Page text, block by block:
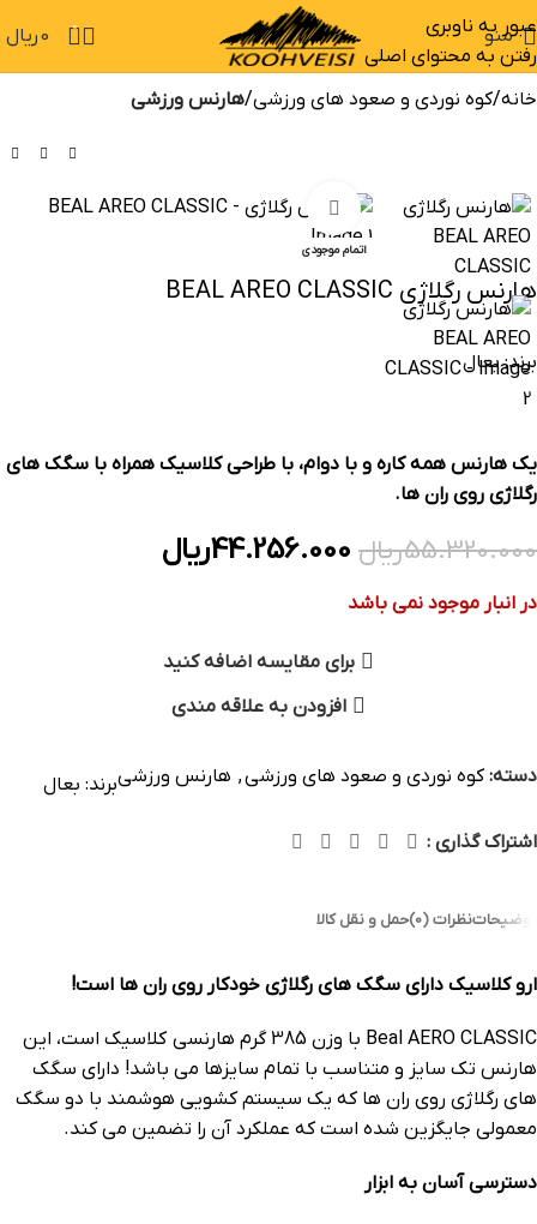
عبور به ناوبری
رفتن به محتوای اصلی
منو 0
0ریال
خانه کوه نوردی و صعود های ورزشی هارنس ورزشی
-20%
اتمام موجودی
بزرگنمایی تصویر
هارنس رگلاژی BEAL AREO CLASSIC
برند:بعال
یک هارنس همه کاره و با دوام، با طراحی کلاسیک همراه با سگک های
رگلاژی روی ران ها.
55.320.000ریال 44.256.000ریال
در انبار موجود نمی باشد
برای مقایسه اضافه کنید
افزودن به علاقه مندی
دسته: کوه نوردی و صعود های ورزشی, هارنس ورزشیبرند: بعال
اشتراک گذاری :
توضیحاتنظرات (0) حمل و نقل کالا
ارو کلاسیک دارای سگک های رگلاژی خودکار روی ران ها است!
Beal AERO CLASSIC با وزن 385 گرم هارنسی کلاسیک است، این
هارنس تک سایز و متناسب با تمام سایزها می باشد! دارای سگک
های رگلاژی روی ران ها که یک سیستم کشویی هوشمند با دو سگک
معمولی جایگزین شده است که عملکرد آن را تضمین می کند.
دسترسی آسان به ابزار